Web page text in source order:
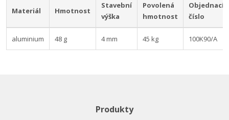
Materiál Hmotnost
Stavební
výška
Povolená
hmotnost
Objednací
číslo
aluminium 48 g 4 mm 45 kg 100K90/A
Produkty